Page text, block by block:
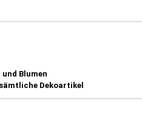
Blumen
Dekoartikel